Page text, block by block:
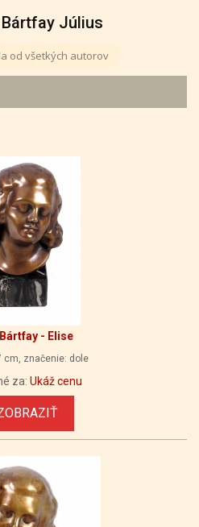
Július
od všetkých autorov
- Elise
cm, značenie: dole
za: Ukáž cenu